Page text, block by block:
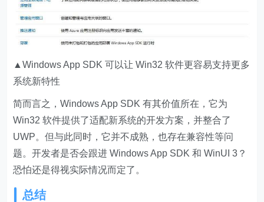
▲Windows App SDK 可以让 Win32 软件更容易支持更多
系统新特性
简而言之，Windows App SDK 有其价值所在，它为
Win32 软件提供了适配新系统的开发方案，并整合了
UWP。但与此同时，它并不成熟，也存在兼容性等问
题。开发者是否会跟进 Windows App SDK 和 WinUI 3？
恐怕还是得视实际情况而定了。
总结